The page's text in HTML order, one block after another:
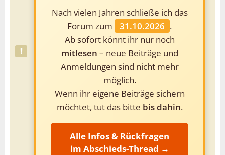
Nach vielen Jahren schließe ich das
Forum zum
31.10.2026 .
Ab sofort könnt ihr nur noch
mitlesen – neue Beiträge und
Anmeldungen sind nicht mehr
möglich.
Wenn ihr eigene Beiträge sichern
möchtet, tut das bitte bis dahin.
Alle Infos & Rückfragen
im Abschieds-Thread →